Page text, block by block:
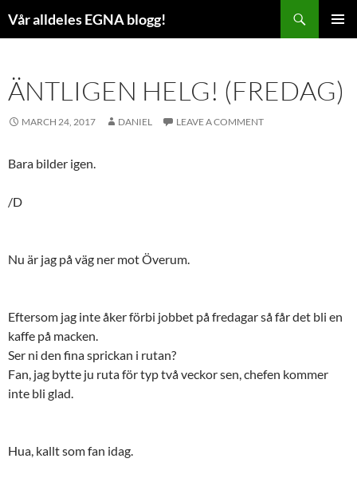
toVår alldeles EGNA blogg!
ÄNTLIGEN HELG! (FREDAG)
MARCH 24, 2017 DANIEL LEAVE A COMMENT
Bara bilder igen.
/D
Nu är jag på väg ner mot Överum.
Eftersom jag inte åker förbi jobbet på fredagar så får det bli en
kaffe på macken.
Ser ni den fina sprickan i rutan?
Fan, jag bytte ju ruta för typ två veckor sen, chefen kommer
inte bli glad.
Hua, kallt som fan idag.